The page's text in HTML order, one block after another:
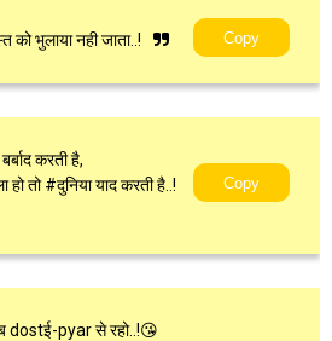
भुलाया नही जाता..!
Copy
करती है,
हो तो #दुनिया याद करती है..!
Copy
pyar से रहो..!😘